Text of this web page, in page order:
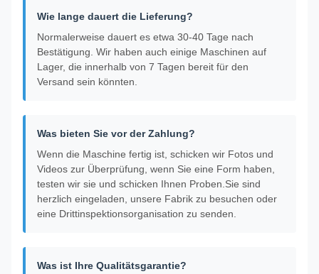
Wie lange dauert die Lieferung?
Normalerweise dauert es etwa 30-40 Tage nach
Bestätigung. Wir haben auch einige Maschinen auf
Lager, die innerhalb von 7 Tagen bereit für den
Versand sein könnten.
Was bieten Sie vor der Zahlung?
Wenn die Maschine fertig ist, schicken wir Fotos und
Videos zur Überprüfung, wenn Sie eine Form haben,
testen wir sie und schicken Ihnen Proben.Sie sind
herzlich eingeladen, unsere Fabrik zu besuchen oder
eine Drittinspektionsorganisation zu senden.
Was ist Ihre Qualitätsgarantie?